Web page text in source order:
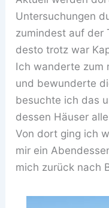
Untersuchungen
zumindest auf der
desto trotz war
Ich wanderte zum
und bewunderte
besuchte ich das
dessen Häuser
Von dort ging ich
mir ein
mich zurück nach